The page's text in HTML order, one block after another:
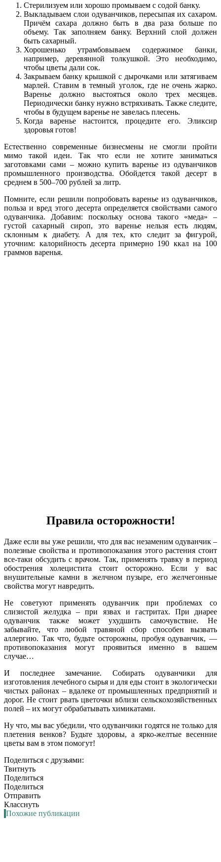
Стерилизуем или хорошо промываем с содой банку.
Выкладываем слои одуванчиков, пересыпая их сахаром.
Причём сахара должно быть в два раза больше по
объему. Так заполняем банку. Верхний слой должен
быть сахарный.
Хорошенько утрамбовываем содержимое банки,
например, деревянной толкушкой. Это необходимо,
чтобы цветы дали сок.
Закрываем банку крышкой с дырочками или затягиваем
марлей. Ставим в темный уголок, где не очень жарко.
Варенье должно выстояться около трех месяцев.
Периодически банку нужно встряхивать. Также следите,
чтобы в будущем варенье не завелась плесень.
Когда варенье настоится, процедите его. Эликсир
здоровья готов!
Естественно современные бизнесмены не смогли пройти
мимо такой идеи. Так что если не хотите заниматься
заготовками сами – можно купить варенье из одуванчиков
промышленного производства. Обойдется такой десерт в
среднем в 500–700 рублей за литр.
Помните, если решили попробовать варенье из одуванчиков,
польза и вред этого десерта определяется свойствами самого
одуванчика. Добавим: поскольку основа такого «меда» –
густой сахарный сироп, это варенье нельзя есть людям,
склонным к диабету. А для тех, кто следит за фигурой,
уточним: калорийность десерта примерно 190 ккал на 100
граммов варенья.
Правила осторожности!
Даже если вы уже решили, что для вас незаменим одуванчик –
полезные свойства и противопоказания этого растения стоит
все-таки обсудить с врачом. Так, применять травку в период
обострения холецистита стоит осторожно. Если у вас
внушительные камни в желчном пузыре, его желчегонные
свойства могут навредить.
Не советуют применять одуванчик при проблемах со
слизистой желудка – при язвах и гастритах. При диарее
одуванчик также может ухудшить самочувствие. Не
забывайте, что любой травяной сбор способен вызвать
аллергию. Так что, будьте осторожны, пробуя одуванчик, —
противопоказания могут проявиться именно в вашем
случае…
И последнее замечание. Собирать одуванчики для
изготовления лечебного сырья и для еды стоит в экологически
чистых районах – вдалеке от промышленных предприятий и
дорог. Не стоит рвать цветочки вблизи сельскохозяйственных
полей – их могут обрабатывать химикатами.
Ну что, мы вас убедили, что одуванчики годятся не только для
плетения венков? Будьте здоровы, а ярко-желтые весенние
цветы вам в этом помогут!
Поделиться с друзьями:
Твитнуть
Поделиться
Поделиться
Отправить
Класснуть
Похожие публикации